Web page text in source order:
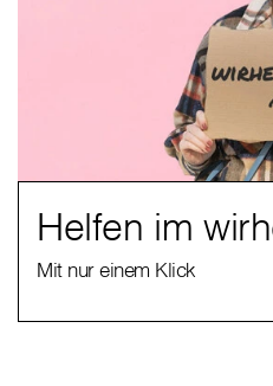
Helfen im
Mit nur einem Klick